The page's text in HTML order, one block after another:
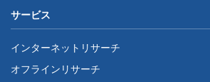
サービス
インターネットリサーチ
オフラインリサーチ